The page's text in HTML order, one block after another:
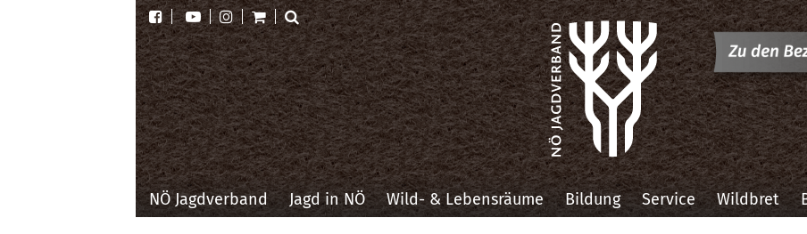
NÖ Jagdverband Jagd in NÖ Wild- & Lebensräume Bildung Service Wildbret